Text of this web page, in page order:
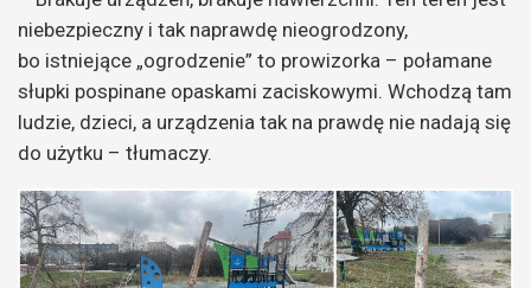
niebezpieczny i tak naprawdę nieogrodzony,
bo istniejące „ogrodzenie” to prowizorka – połamane
słupki pospinane opaskami zaciskowymi. Wchodzą tam
ludzie, dzieci, a urządzenia tak na prawdę nie nadają się
do użytku – tłumaczy.